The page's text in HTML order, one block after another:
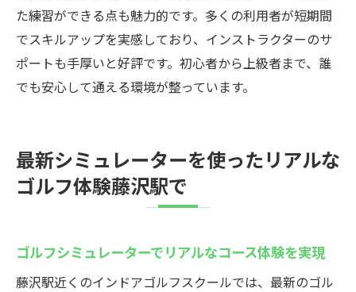
た練習ができる点も魅力的です。多くの利用者が短期間
でスキルアップを実感しており、インストラクターのサ
ポートも手厚いと好評です。初心者から上級者まで、誰
でも安心して通える環境が整っています。
最新シミュレーターを使ったリアルな
ゴルフ体験藤沢駅で
ゴルフシミュレーターでリアルなコース体験を実現
藤沢駅近くのインドアゴルフスクールでは、最新のゴル